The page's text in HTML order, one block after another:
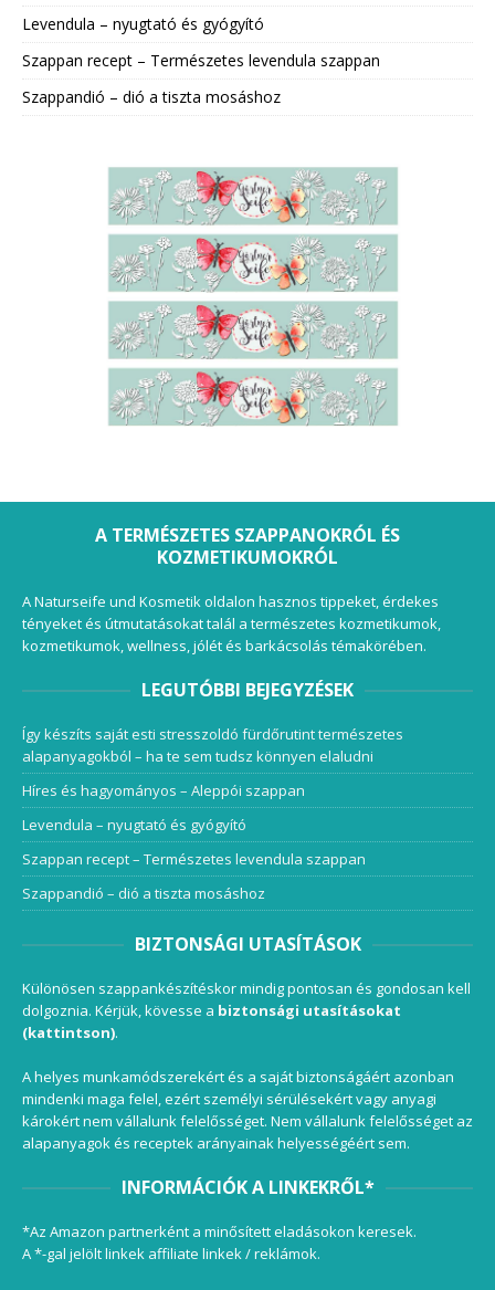
Levendula – nyugtató és gyógyító
Szappan recept – Természetes levendula szappan
Szappandió – dió a tiszta mosáshoz
A TERMÉSZETES SZAPPANOKRÓL ÉS
KOZMETIKUMOKRÓL
A Naturseife und Kosmetik oldalon hasznos tippeket, érdekes
tényeket és útmutatásokat talál a természetes kozmetikumok,
kozmetikumok, wellness, jólét és barkácsolás témakörében.
LEGUTÓBBI BEJEGYZÉSEK
Így készíts saját esti stresszoldó fürdőrutint természetes
alapanyagokból – ha te sem tudsz könnyen elaludni
Híres és hagyományos – Aleppói szappan
Levendula – nyugtató és gyógyító
Szappan recept – Természetes levendula szappan
Szappandió – dió a tiszta mosáshoz
BIZTONSÁGI UTASÍTÁSOK
Különösen szappankészítéskor mindig pontosan és gondosan kell
dolgoznia. Kérjük, kövesse a biztonsági utasításokat
(kattintson).
A helyes munkamódszerekért és a saját biztonságáért azonban
mindenki maga felel, ezért személyi sérülésekért vagy anyagi
károkért nem vállalunk felelősséget. Nem vállalunk felelősséget az
alapanyagok és receptek arányainak helyességéért sem.
INFORMÁCIÓK A LINKEKRŐL*
*Az Amazon partnerként a minősített eladásokon keresek.
A *-gal jelölt linkek affiliate linkek / reklámok.